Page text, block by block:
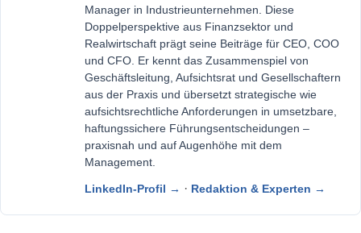
Manager in Industrieunternehmen. Diese
Doppelperspektive aus Finanzsektor und
Realwirtschaft prägt seine Beiträge für CEO, COO
und CFO. Er kennt das Zusammenspiel von
Geschäftsleitung, Aufsichtsrat und Gesellschaftern
aus der Praxis und übersetzt strategische wie
aufsichtsrechtliche Anforderungen in umsetzbare,
haftungssichere Führungsentscheidungen –
praxisnah und auf Augenhöhe mit dem
Management.
LinkedIn-Profil → · Redaktion & Experten →